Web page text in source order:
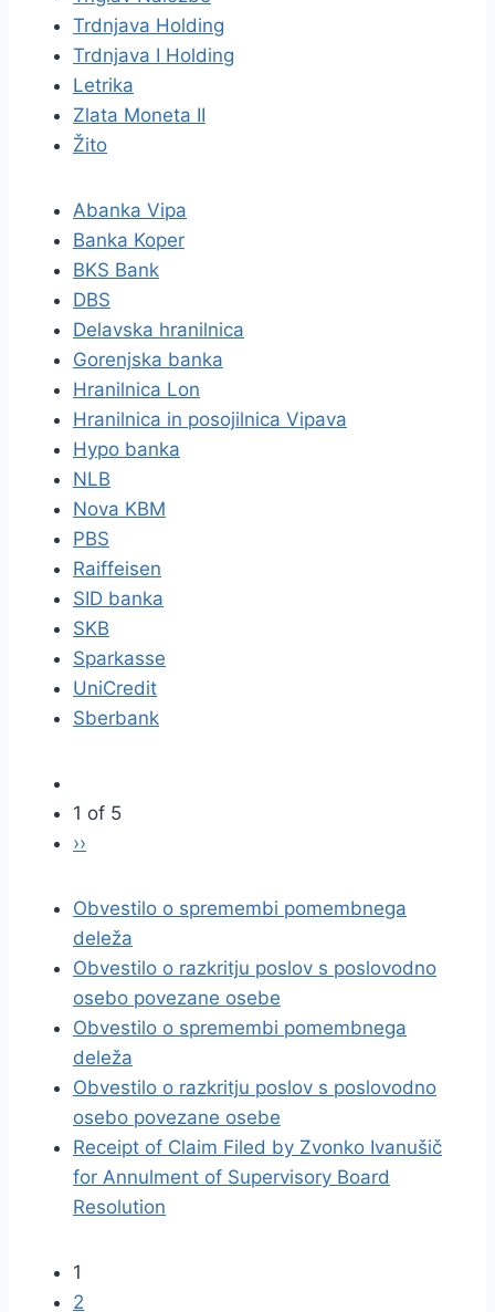
Trdnjava Holding
Trdnjava I Holding
Letrika
Zlata Moneta II
Žito
Abanka Vipa
Banka Koper
BKS Bank
DBS
Delavska hranilnica
Gorenjska banka
Hranilnica Lon
Hranilnica in posojilnica Vipava
Hypo banka
NLB
Nova KBM
PBS
Raiffeisen
SID banka
SKB
Sparkasse
UniCredit
Sberbank
1 of 5
››
Obvestilo o spremembi pomembnega
deleža
Obvestilo o razkritju poslov s poslovodno
osebo povezane osebe
Obvestilo o spremembi pomembnega
deleža
Obvestilo o razkritju poslov s poslovodno
osebo povezane osebe
Receipt of Claim Filed by Zvonko Ivanušič
for Annulment of Supervisory Board
Resolution
1
2